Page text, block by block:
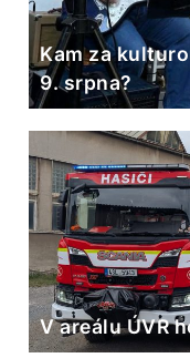
Kam za
9. srpna?
V areálu ÚVR